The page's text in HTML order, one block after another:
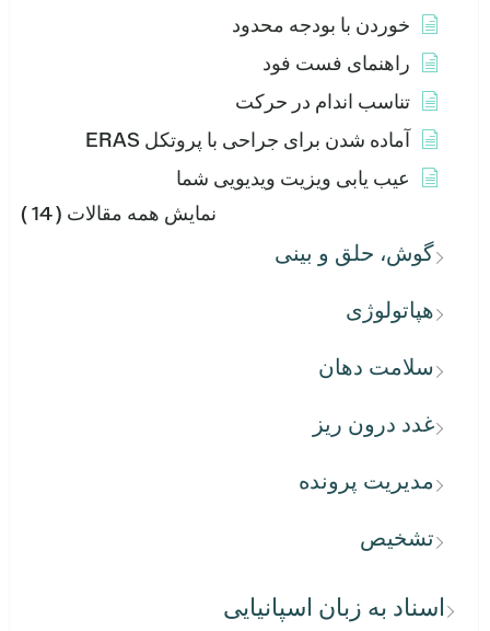
خوردن با بودجه محدود
راهنمای فست فود
تناسب اندام در حرکت
آماده شدن برای جراحی با پروتکل ERAS
عیب یابی ویزیت ویدیویی شما
نمایش همه مقالات ( 14 )
گوش، حلق و بینی
هپاتولوژی
سلامت دهان
غدد درون ریز
مدیریت پرونده
تشخیص
اسناد به زبان اسپانیایی